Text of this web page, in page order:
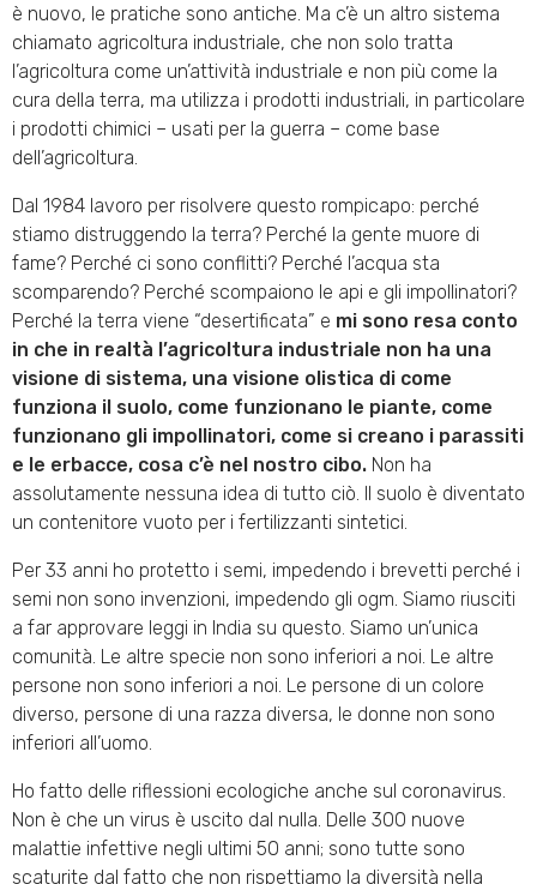
è nuovo, le pratiche sono antiche. Ma c’è un altro sistema
chiamato agricoltura industriale, che non solo tratta
l’agricoltura come un’attività industriale e non più come la
cura della terra, ma utilizza i prodotti industriali, in particolare
i prodotti chimici – usati per la guerra – come base
dell’agricoltura.
Dal 1984 lavoro per risolvere questo rompicapo: perché
stiamo distruggendo la terra? Perché la gente muore di
fame? Perché ci sono conflitti? Perché l’acqua sta
scomparendo? Perché scompaiono le api e gli impollinatori?
Perché la terra viene “desertificata” e mi sono resa conto
in che in realtà l’agricoltura industriale non ha una
visione di sistema, una visione olistica di come
funziona il suolo, come funzionano le piante, come
funzionano gli impollinatori, come si creano i parassiti
e le erbacce, cosa c’è nel nostro cibo. Non ha
assolutamente nessuna idea di tutto ciò. Il suolo è diventato
un contenitore vuoto per i fertilizzanti sintetici.
Per 33 anni ho protetto i semi, impedendo i brevetti perché i
semi non sono invenzioni, impedendo gli ogm. Siamo riusciti
a far approvare leggi in India su questo. Siamo un’unica
comunità. Le altre specie non sono inferiori a noi. Le altre
persone non sono inferiori a noi. Le persone di un colore
diverso, persone di una razza diversa, le donne non sono
inferiori all’uomo.
Ho fatto delle riflessioni ecologiche anche sul coronavirus.
Non è che un virus è uscito dal nulla. Delle 300 nuove
malattie infettive negli ultimi 50 anni; sono tutte sono
scaturite dal fatto che non rispettiamo la diversità nella